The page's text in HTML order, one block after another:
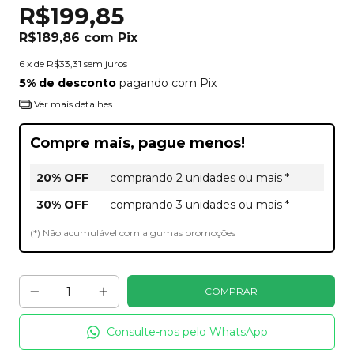
R$199,85
R$189,86 com Pix
6 x de R$33,31 sem juros
5% de desconto pagando com Pix
Ver mais detalhes
Compre mais, pague menos!
20% OFF
comprando 2 unidades ou mais *
30% OFF
comprando 3 unidades ou mais *
(*) Não acumulável com algumas promoções
Consulte-nos pelo WhatsApp